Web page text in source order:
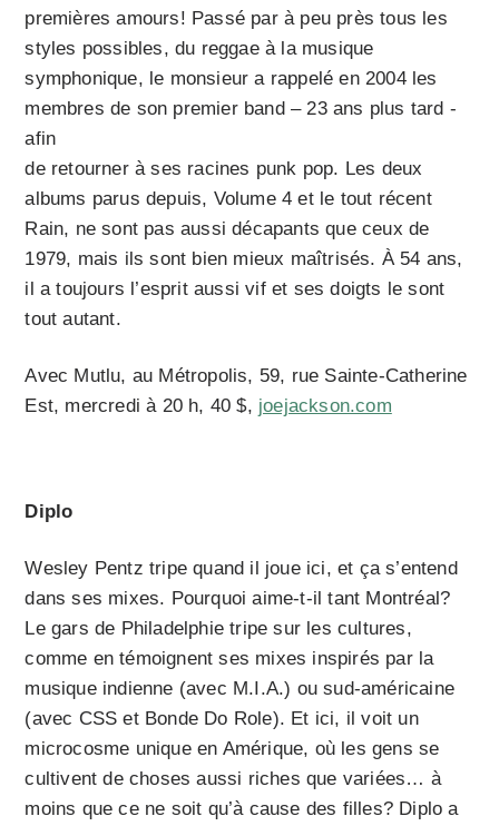
premières amours! Passé par à peu près tous les
styles possibles, du reggae à la musique
symphonique, le monsieur a rappelé en 2004 les
membres de son premier band – 23 ans plus tard -
afin
de retourner à ses racines punk pop. Les deux
albums parus depuis, Volume 4 et le tout récent
Rain, ne sont pas aussi décapants que ceux de
1979, mais ils sont bien mieux maîtrisés. À 54 ans,
il a toujours l’esprit aussi vif et ses doigts le sont
tout autant.
Avec Mutlu, au Métropolis, 59, rue Sainte-Catherine
Est, mercredi à 20 h, 40 $, joejackson.com
Diplo
Wesley Pentz tripe quand il joue ici, et ça s’entend
dans ses mixes. Pourquoi aime-t-il tant Montréal?
Le gars de Philadelphie tripe sur les cultures,
comme en témoignent ses mixes inspirés par la
musique indienne (avec M.I.A.) ou sud-américaine
(avec CSS et Bonde Do Role). Et ici, il voit un
microcosme unique en Amérique, où les gens se
cultivent de choses aussi riches que variées… à
moins que ce ne soit qu’à cause des filles? Diplo a